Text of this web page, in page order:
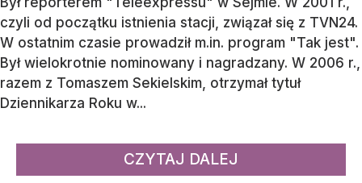
czyli od początku istnienia stacji, związał się z TVN24.
W ostatnim czasie prowadził m.in. program "Tak jest".
Był wielokrotnie nominowany i nagradzany. W 2006 r.,
razem z Tomaszem Sekielskim, otrzymał tytuł
Dziennikarza Roku w...
CZYTAJ DALEJ